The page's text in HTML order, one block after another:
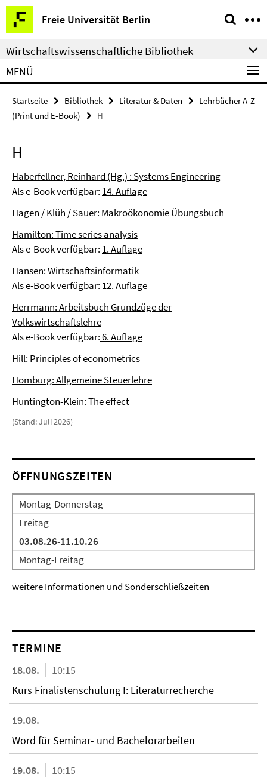
Springe
direkt
zu
Inhalt
Freie Universität Berlin
Service-
Navigation
Wirtschaftswissenschaftliche Bibliothek
MENÜ
Startseite Bibliothek Literatur & Daten
Lehrbücher A-Z
(Print und E-Book)
H
H
Haberfellner, Reinhard (Hg.) : Systems Engineering
Als e-Book verfügbar: 14. Auflage
Hagen / Klüh / Sauer: Makroökonomie Übungsbuch
Hamilton: Time series analysis
Als e-Book verfügbar: 1. Auflage
Hansen: Wirtschaftsinformatik
Als e-Book verfügbar: 12. Auflage
Herrmann: Arbeitsbuch Grundzüge der
Volkswirtschaftslehre
Als e-Book verfügbar:6. Auflage
Hill: Principles of econometrics
Homburg: Allgemeine Steuerlehre
Huntington-Klein: The effect
(Stand: Juli 2026)
ÖFFNUNGSZEITEN
Montag-Donnerstag
Freitag
03.08.26-11.10.26
Montag-Freitag
weitere Informationen und Sonderschließzeiten
TERMINE
18.08.
10:15
Kurs Finalistenschulung I: Literaturrecherche
19.08.
Word für Seminar- und Bachelorarbeiten
19.08.
10:15